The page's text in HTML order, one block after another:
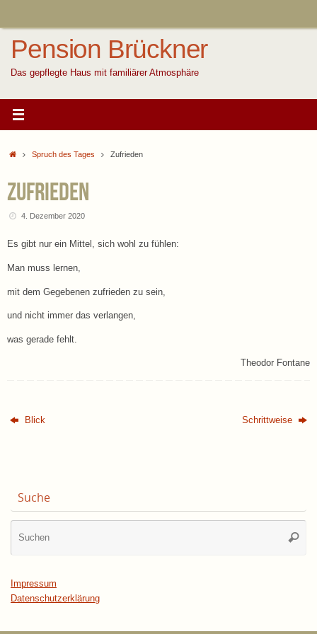
Pension Brückner
Das gepflegte Haus mit familiärer Atmosphäre
StartSpruch des Tages Zufrieden
Zufrieden
4. Dezember 2020
Es gibt nur ein Mittel, sich wohl zu fühlen:
Man muss lernen,
mit dem Gegebenen zufrieden zu sein,
und nicht immer das verlangen,
was gerade fehlt.
Theodor Fontane
Blick Schrittweise
Suche
Impressum
Datenschutzerklärung